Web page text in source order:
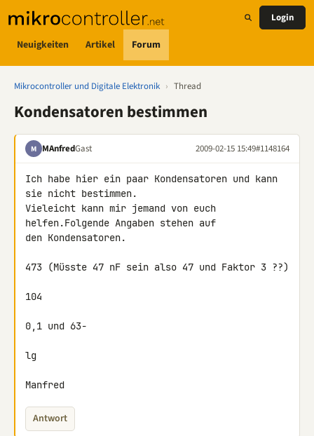
Neuigkeiten Artikel Forum
Login
Mikrocontroller und Digitale Elektronik › Thread
Kondensatoren bestimmen
M MAnfredGast 2009-02-15 15:49#1148164
Ich habe hier ein paar Kondensatoren und kann
sie nicht bestimmen.
Vieleicht kann mir jemand von euch
helfen.Folgende Angaben stehen auf
den Kondensatoren.
473 (Müsste 47 nF sein also 47 und Faktor 3 ??)
104
0,1 und 63-
lg
Manfred
Antwort